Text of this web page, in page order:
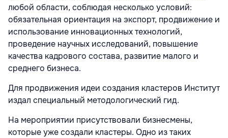
любой области, соблюдая несколько условий:
обязательная ориентация на экспорт, продвижение и
использование инновационных технологий,
проведение научных исследований, повышение
качества кадрового состава, развитие малого и
среднего бизнеса.
Для продвижения идеи создания кластеров Институт
издал специальный методологический гид.
На мероприятии присутствовали бизнесмены,
которые уже создали кластеры. Одно из таких